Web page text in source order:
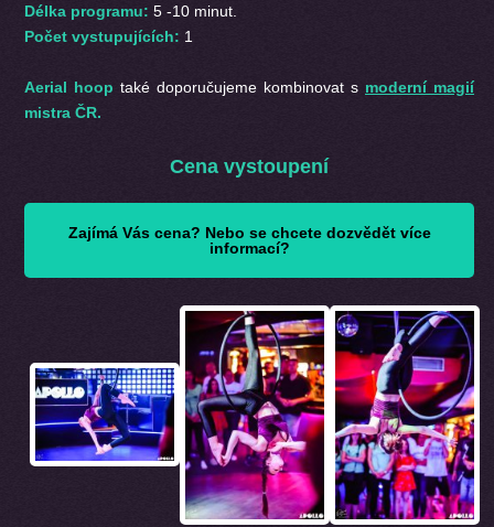
Délka programu: 5 -10 minut.
Počet vystupujících: 1
Aerial hoop také doporučujeme kombinovat s moderní magií
mistra ČR.
Cena vystoupení
Zajímá Vás cena? Nebo se chcete dozvědět více
informací?